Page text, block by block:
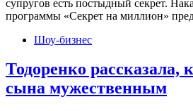
супругов есть постыдный секрет.
программы «Секрет на миллион»
Шоу-бизнес
Тодоренко рассказала,
сына мужественным